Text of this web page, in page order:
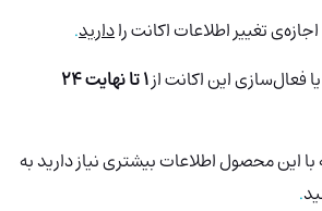
تغییر اطلاعات اکانت رادارید.
فعال‌سازی این اکانت از1 تا نهایت 24
با این محصول اطلاعات بیشتری نیاز دارید به
.